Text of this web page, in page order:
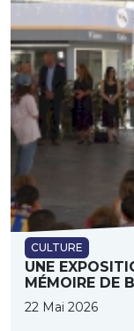
CULTURE
UNE
MÉMOIRE DE
22 Mai 2026